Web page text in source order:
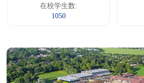
在校学生数:
1050